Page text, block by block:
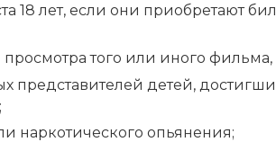
18 лет, если они приобретают
того или иного
детей,
наркотического опьянения;